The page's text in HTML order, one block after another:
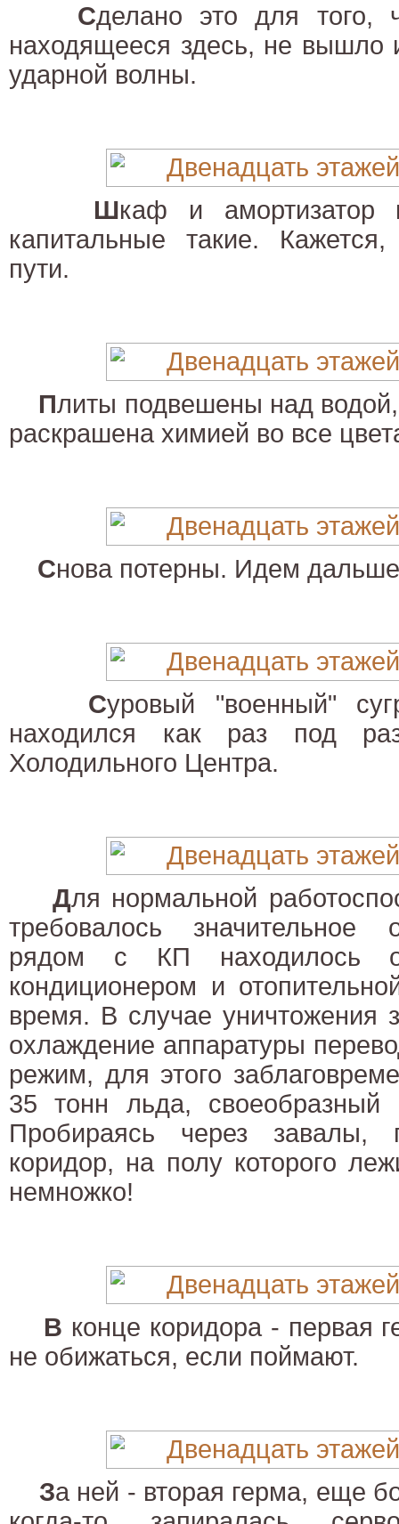
Сделано это для того,
находящееся здесь, не вышло
ударной волны.
Шкаф и амортизатор
капитальные такие.
пути.
Плиты подвешены над водой,
раскрашена химией во все
Снова потерны. Идем
Суровый "военный"
находился как раз под
Холодильного Центра.
Для нормальной
требовалось значительное
рядом с КП находилось
кондиционером и
время. В случае уничтожения
охлаждение аппаратуры
режим, для этого
35 тонн льда, своеобразный
Пробираясь через завалы,
коридор, на полу которого
немножко!
В конце коридора - первая
не обижаться, если поймают.
За ней - вторая герма, еще